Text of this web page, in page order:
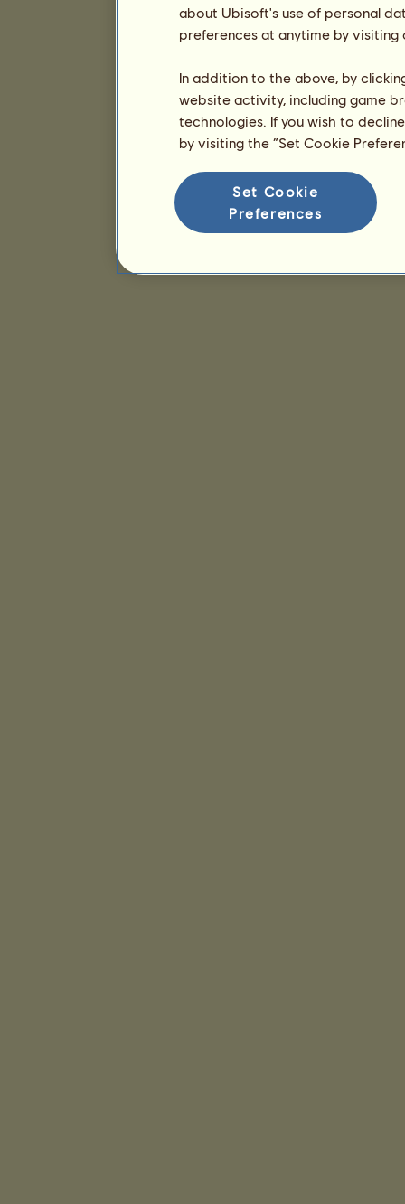
about Ubisoft's use of personal
preferences at anytime by
In addition to the above, by
website activity, including game
technologies. If you wish to
by visiting the “Set Cookie
Set Cookie
Preferences